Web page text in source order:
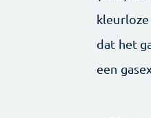
dat het
een